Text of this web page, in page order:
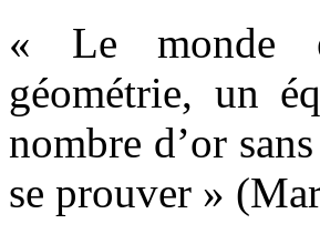
« Le monde
géométrie, un
nombre d’or
se prouver »